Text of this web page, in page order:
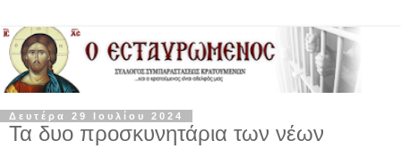
Δευτέρα 29 Ιουλίου 2024
Τα δυο προσκυνητάρια των νέων